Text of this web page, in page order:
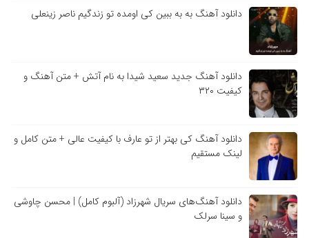
دانلود آهنگ به به ببین کی اومده تو زندگیم ناصر زینعلی
دانلود آهنگ جدید سعید شیدا به نام آتش + متن آهنگ و
کیفیت ۳۲۰
دانلود آهنگ کی بهتر از تو عارف با کیفیت عالی + متن کامل و
لینک مستقیم
دانلود آهنگ‌های سریال شهرزاد (آلبوم کامل) | محسن چاوشی
و سینا سرلک